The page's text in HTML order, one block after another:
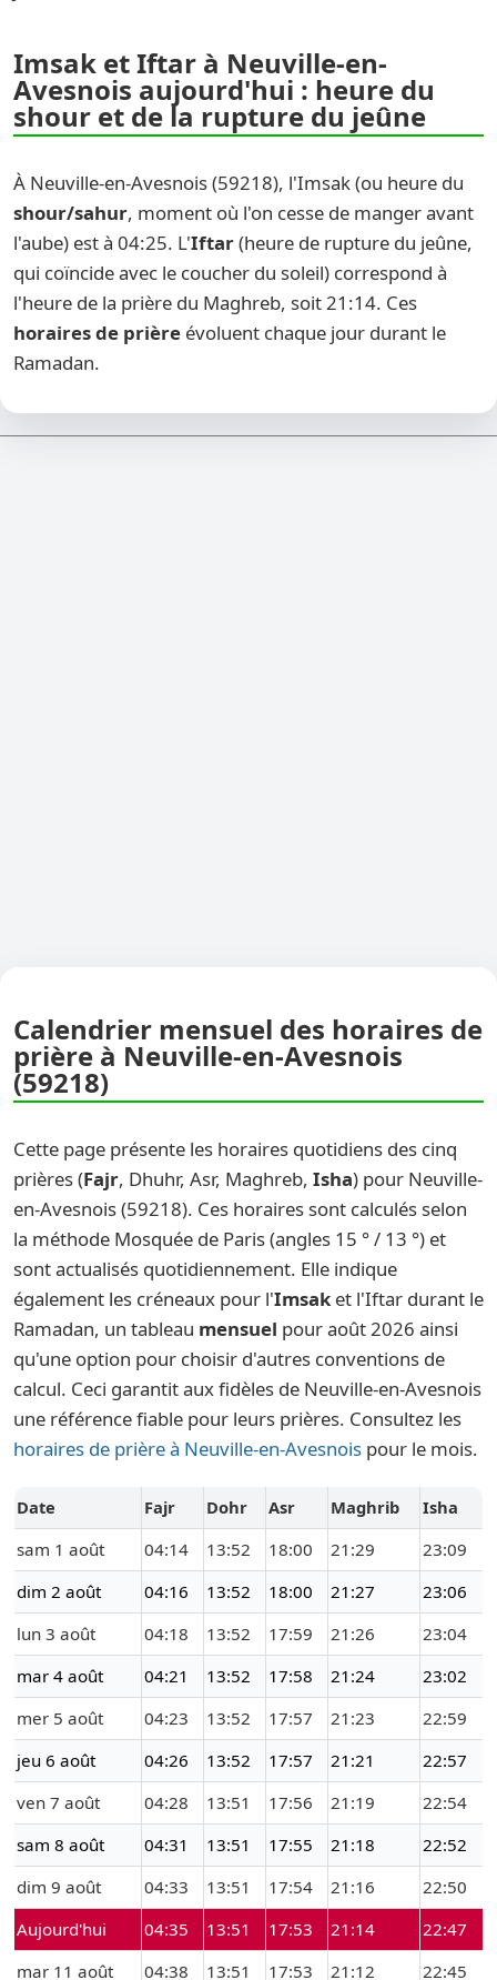
Imsak et Iftar à Neuville-en-
Avesnois aujourd'hui : heure du
shour et de la rupture du jeûne
À Neuville-en-Avesnois (59218), l'Imsak (ou heure du
shour/sahur, moment où l'on cesse de manger avant
l'aube) est à 04:25. L'Iftar(heure de rupture du jeûne,
qui coïncide avec le coucher du soleil) correspond à
l'heure de la prière du Maghreb, soit 21:14. Ces
horaires de prière évoluent chaque jour durant le
Ramadan.
Calendrier mensuel des horaires de
prière à Neuville-en-Avesnois
(59218)
Cette page présente les horaires quotidiens des cinq
prières (Fajr, Dhuhr, Asr, Maghreb, Isha) pour Neuville-
en-Avesnois (59218). Ces horaires sont calculés selon
la méthode Mosquée de Paris (angles 15 ° / 13 °) et
sont actualisés quotidiennement. Elle indique
également les créneaux pour l'Imsak et l'Iftar durant le
Ramadan, un tableau mensuel pour août 2026 ainsi
qu'une option pour choisir d'autres conventions de
calcul. Ceci garantit aux fidèles de Neuville-en-Avesnois
une référence fiable pour leurs prières. Consultez les
horaires de prière à Neuville-en-Avesnois pour le mois.
Date Fajr Dohr Asr Maghrib
Isha
sam 1 août
04:14 13:52 18:00 21:29
23:09
dim 2 août
04:16 13:52 18:00 21:27
23:06
lun 3 août
04:18 13:52 17:59 21:26
23:04
mar 4 août
04:21 13:52 17:58 21:24
23:02
mer 5 août
04:23 13:52 17:57 21:23
22:59
jeu 6 août
04:26 13:52 17:57 21:21
22:57
ven 7 août
04:28 13:51 17:56 21:19
22:54
sam 8 août
04:31 13:51 17:55 21:18
22:52
dim 9 août
04:33 13:51 17:54 21:16
22:50
Aujourd'hui
04:35 13:51 17:53 21:14
22:47
mar 11 août
04:38 13:51 17:53 21:12
22:45